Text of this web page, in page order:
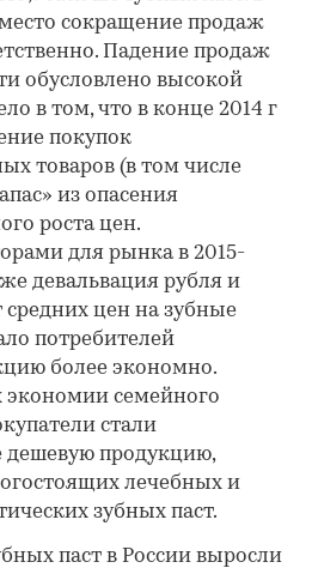
сокращение продаж
Падение продаж
обусловлено высокой
в том, что в конце 2014 г
покупок
товаров (в том числе
из опасения
роста цен.
для рынка в 2015-
девальвация рубля и
цен на зубные
потребителей
более экономно.
экономии семейного
стали
дешевую продукцию,
лечебных и
зубных паст.
паст в России выросли